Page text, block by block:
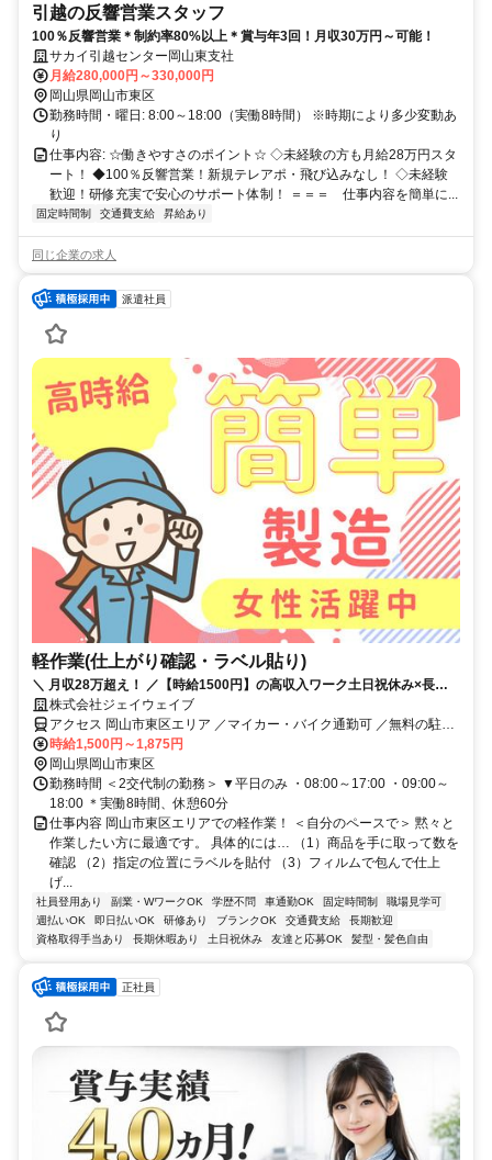
引越の反響営業スタッフ
100％反響営業＊制約率80%以上＊賞与年3回！月収30万円～可能！
サカイ引越センター岡山東支社
月給280,000円～330,000円
岡山県岡山市東区
勤務時間・曜日: 8:00～18:00（実働8時間） ※時期により多少変動あ
り
仕事内容: ☆働きやすさのポイント☆ ◇未経験の方も月給28万円スタ
ート！ ◆100％反響営業！新規テレアポ・飛び込みなし！ ◇未経験
歓迎！研修充実で安心のサポート体制！ ＝＝＝ 仕事内容を簡単に...
固定時間制 交通費支給 昇給あり
同じ企業の求人
派遣社員
軽作業(仕上がり確認・ラベル貼り)
＼ 月収28万超え！ ／【時給1500円】の高収入ワーク土日祝休み×長期
休暇あり◎履歴書不要♪即レスで対応します◎
株式会社ジェイウェイブ
アクセス 岡山市東区エリア ／マイカー・バイク通勤可 ／無料の駐車
場・駐輪場あり
時給1,500円～1,875円
岡山県岡山市東区
勤務時間 ＜2交代制の勤務＞ ▼平日のみ ・08:00～17:00 ・09:00～
18:00 ＊実働8時間、休憩60分
仕事内容 岡山市東区エリアでの軽作業！ ＜自分のペースで＞ 黙々と
作業したい方に最適です。 具体的には… （1）商品を手に取って数を
確認 （2）指定の位置にラベルを貼付 （3）フィルムで包んで仕上
げ...
社員登用あり 副業・WワークOK 学歴不問 車通勤OK 固定時間制
職場見学可
週払いOK
即日払いOK 研修あり ブランクOK 交通費支給
長期歓迎
資格取得手当あり
長期休暇あり 土日祝休み 友達と応募OK 髪型・髪色自由
正社員